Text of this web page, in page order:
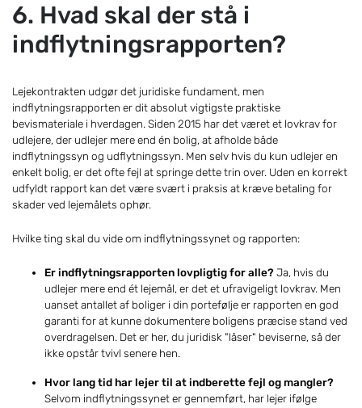
6. Hvad skal der stå i
indflytningsrapporten?
Lejekontrakten udgør det juridiske fundament, men
indflytningsrapporten er dit absolut vigtigste praktiske
bevismateriale i hverdagen. Siden 2015 har det været et lovkrav for
udlejere, der udlejer mere end én bolig, at afholde både
indflytningssyn og udflytningssyn. Men selv hvis du kun udlejer en
enkelt bolig, er det ofte fejl at springe dette trin over. Uden en korrekt
udfyldt rapport kan det være svært i praksis at kræve betaling for
skader ved lejemålets ophør.
Hvilke ting skal du vide om indflytningssynet og rapporten:
Er indflytningsrapporten lovpligtig for alle? Ja, hvis du
udlejer mere end ét lejemål, er det et ufravigeligt lovkrav. Men
uanset antallet af boliger i din portefølje er rapporten en god
garanti for at kunne dokumentere boligens præcise stand ved
overdragelsen. Det er her, du juridisk "låser" beviserne, så der
ikke opstår tvivl senere hen.
Hvor lang tid har lejer til at indberette fejl og mangler?
Selvom indflytningssynet er gennemført, har lejer ifølge